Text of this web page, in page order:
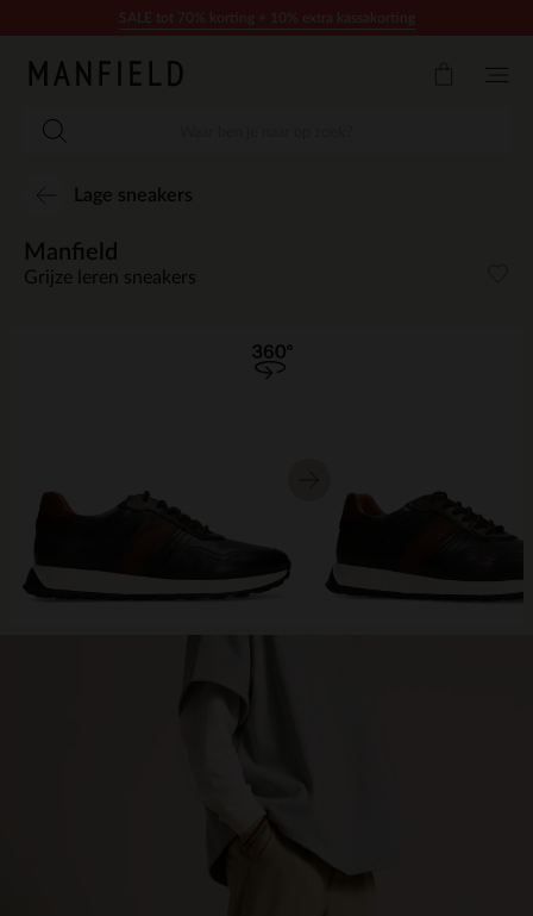
Lage sneakers
Manfield
Grijze leren sneakers